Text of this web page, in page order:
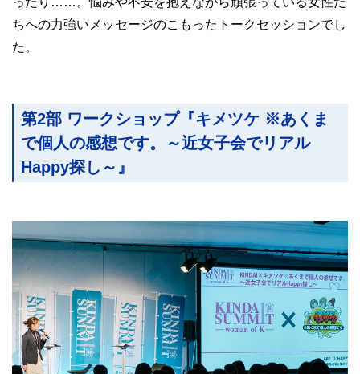
ちへの力強いメッセージのこもったトークセッションでし
た。
第2部 ワークショップ『キメツケ ※あくま
で個人の感想です。～近女子会でリアル
Happy探し～』